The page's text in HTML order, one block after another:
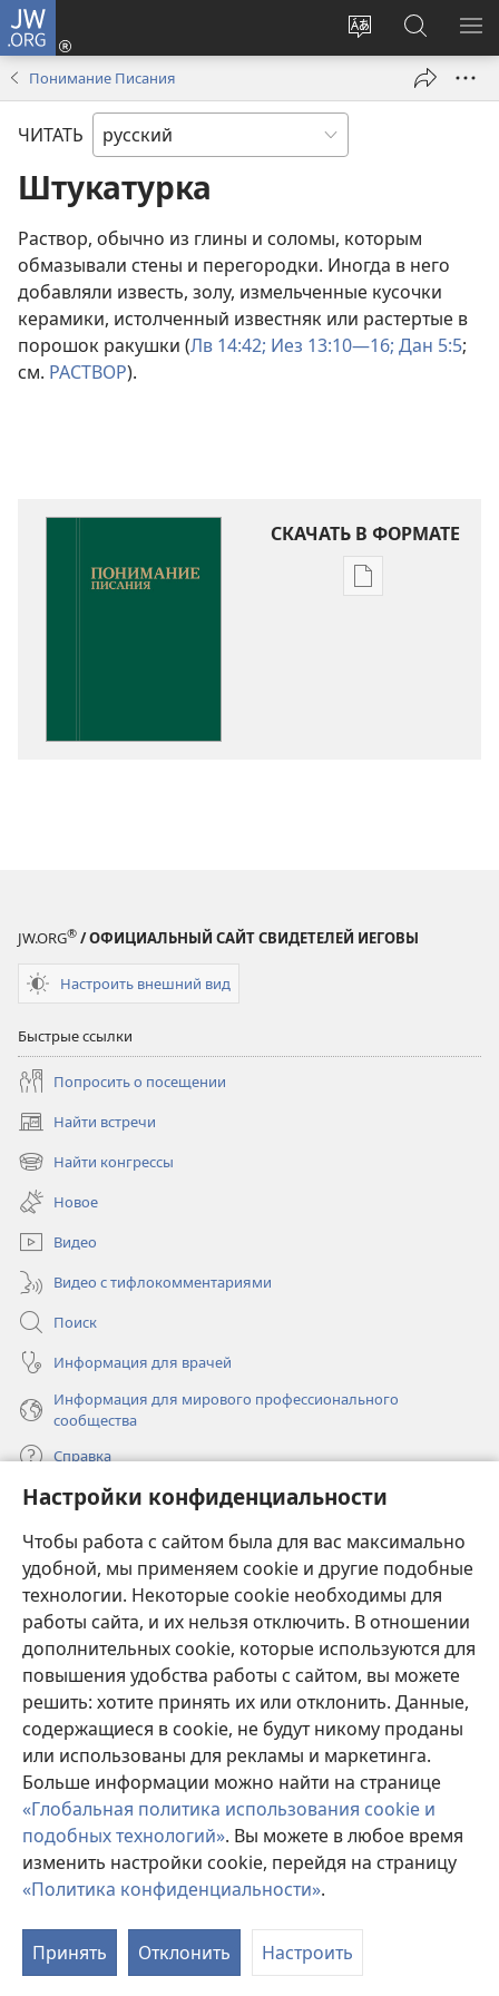
Настройки конфиденциальности
Чтобы работа с сайтом была для вас максимально
удобной, мы применяем cookie и другие подобные
технологии. Некоторые cookie необходимы для
работы сайта, и их нельзя отключить. В отношении
дополнительных cookie, которые используются для
повышения удобства работы с сайтом, вы можете
решить: хотите принять их или отклонить. Данные,
содержащиеся в cookie, не будут никому проданы
или использованы для рекламы и маркетинга.
Больше информации можно найти на странице
«Глобальная политика использования cookie и
подобных технологий». Вы можете в любое время
изменить настройки cookie, перейдя на страницу
«Политика конфиденциальности».
Принять Отклонить Настроить
JW.ORG
Изменить
Войти
(открывается
окне)
Поиск
по
jw.org
Понимание Писания
ЧИТАТЬ
Штукатурка
Раствор, обычно из глины и соломы, которым
обмазывали стены и перегородки. Иногда в него
добавляли известь, золу, измельченные кусочки
керамики, истолченный известняк или растертые в
порошок ракушки (Лв 14:42; Иез 13:10—16; Дан 5:5;
см. РАСТВОР).
СКАЧАТЬ В ФОРМАТЕ
Варианты
JW.ORG® / ОФИЦИАЛЬНЫЙ САЙТ СВИДЕТЕЛЕЙ ИЕГОВЫ
Настроить внешний вид
Быстрые ссылки
Попросить о посещении
Найти встречи
(открывается
в
новом
окне)
Найти конгрессы
(открывается
новом
окне)
Новое
Видео
Видео с тифлокомментариями
Поиск
Информация для врачей
Информация для мирового профессионального
сообщества
Справка
Пожертвования
в
новом
окне)
ОНЛАЙН-БИБЛИОТЕКА Сторожевой башни
(открывается
новом
окне)
JW Hub®
(открывается
в
новом
окне)
JW Library ®
Watchtower Library
Copyright© 2026 Watch Tower Bible and Tract Society of Pennsylvania.
УСЛОВИЯ ИСПОЛЬЗОВАНИЯ|ПОЛИТИКА
КОНФИДЕНЦИАЛЬНОСТИ
КОНФИДЕНЦИАЛЬНОСТИ